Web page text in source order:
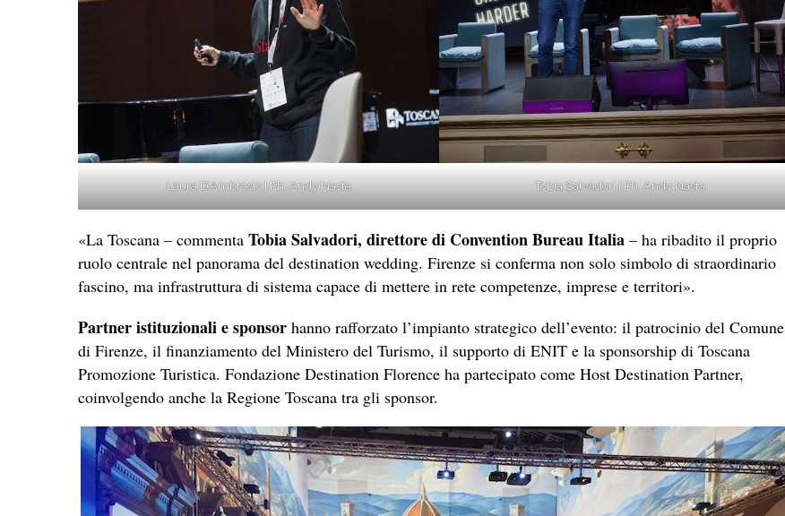
Laura D’Ambrosio | Ph. Andy Nasta Tobia Salvadori | Ph. Andy Nasta
«La Toscana – commenta Tobia Salvadori, direttore di Convention Bureau Italia – ha ribadito il proprio
ruolo centrale nel panorama del destination wedding. Firenze si conferma non solo simbolo di straordinario
fascino, ma infrastruttura di sistema capace di mettere in rete competenze, imprese e territori».
Partner istituzionali e sponsor hanno rafforzato l’impianto strategico dell’evento: il patrocinio del Comune
di Firenze, il finanziamento del Ministero del Turismo, il supporto di ENIT e la sponsorship di Toscana
Promozione Turistica. Fondazione Destination Florence ha partecipato come Host Destination Partner,
coinvolgendo anche la Regione Toscana tra gli sponsor.